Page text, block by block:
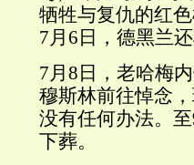
牺牲与复仇的红
7月6日，德黑兰
7月8日，老哈梅
穆斯林前往悼念
没有任何办法。
下葬。